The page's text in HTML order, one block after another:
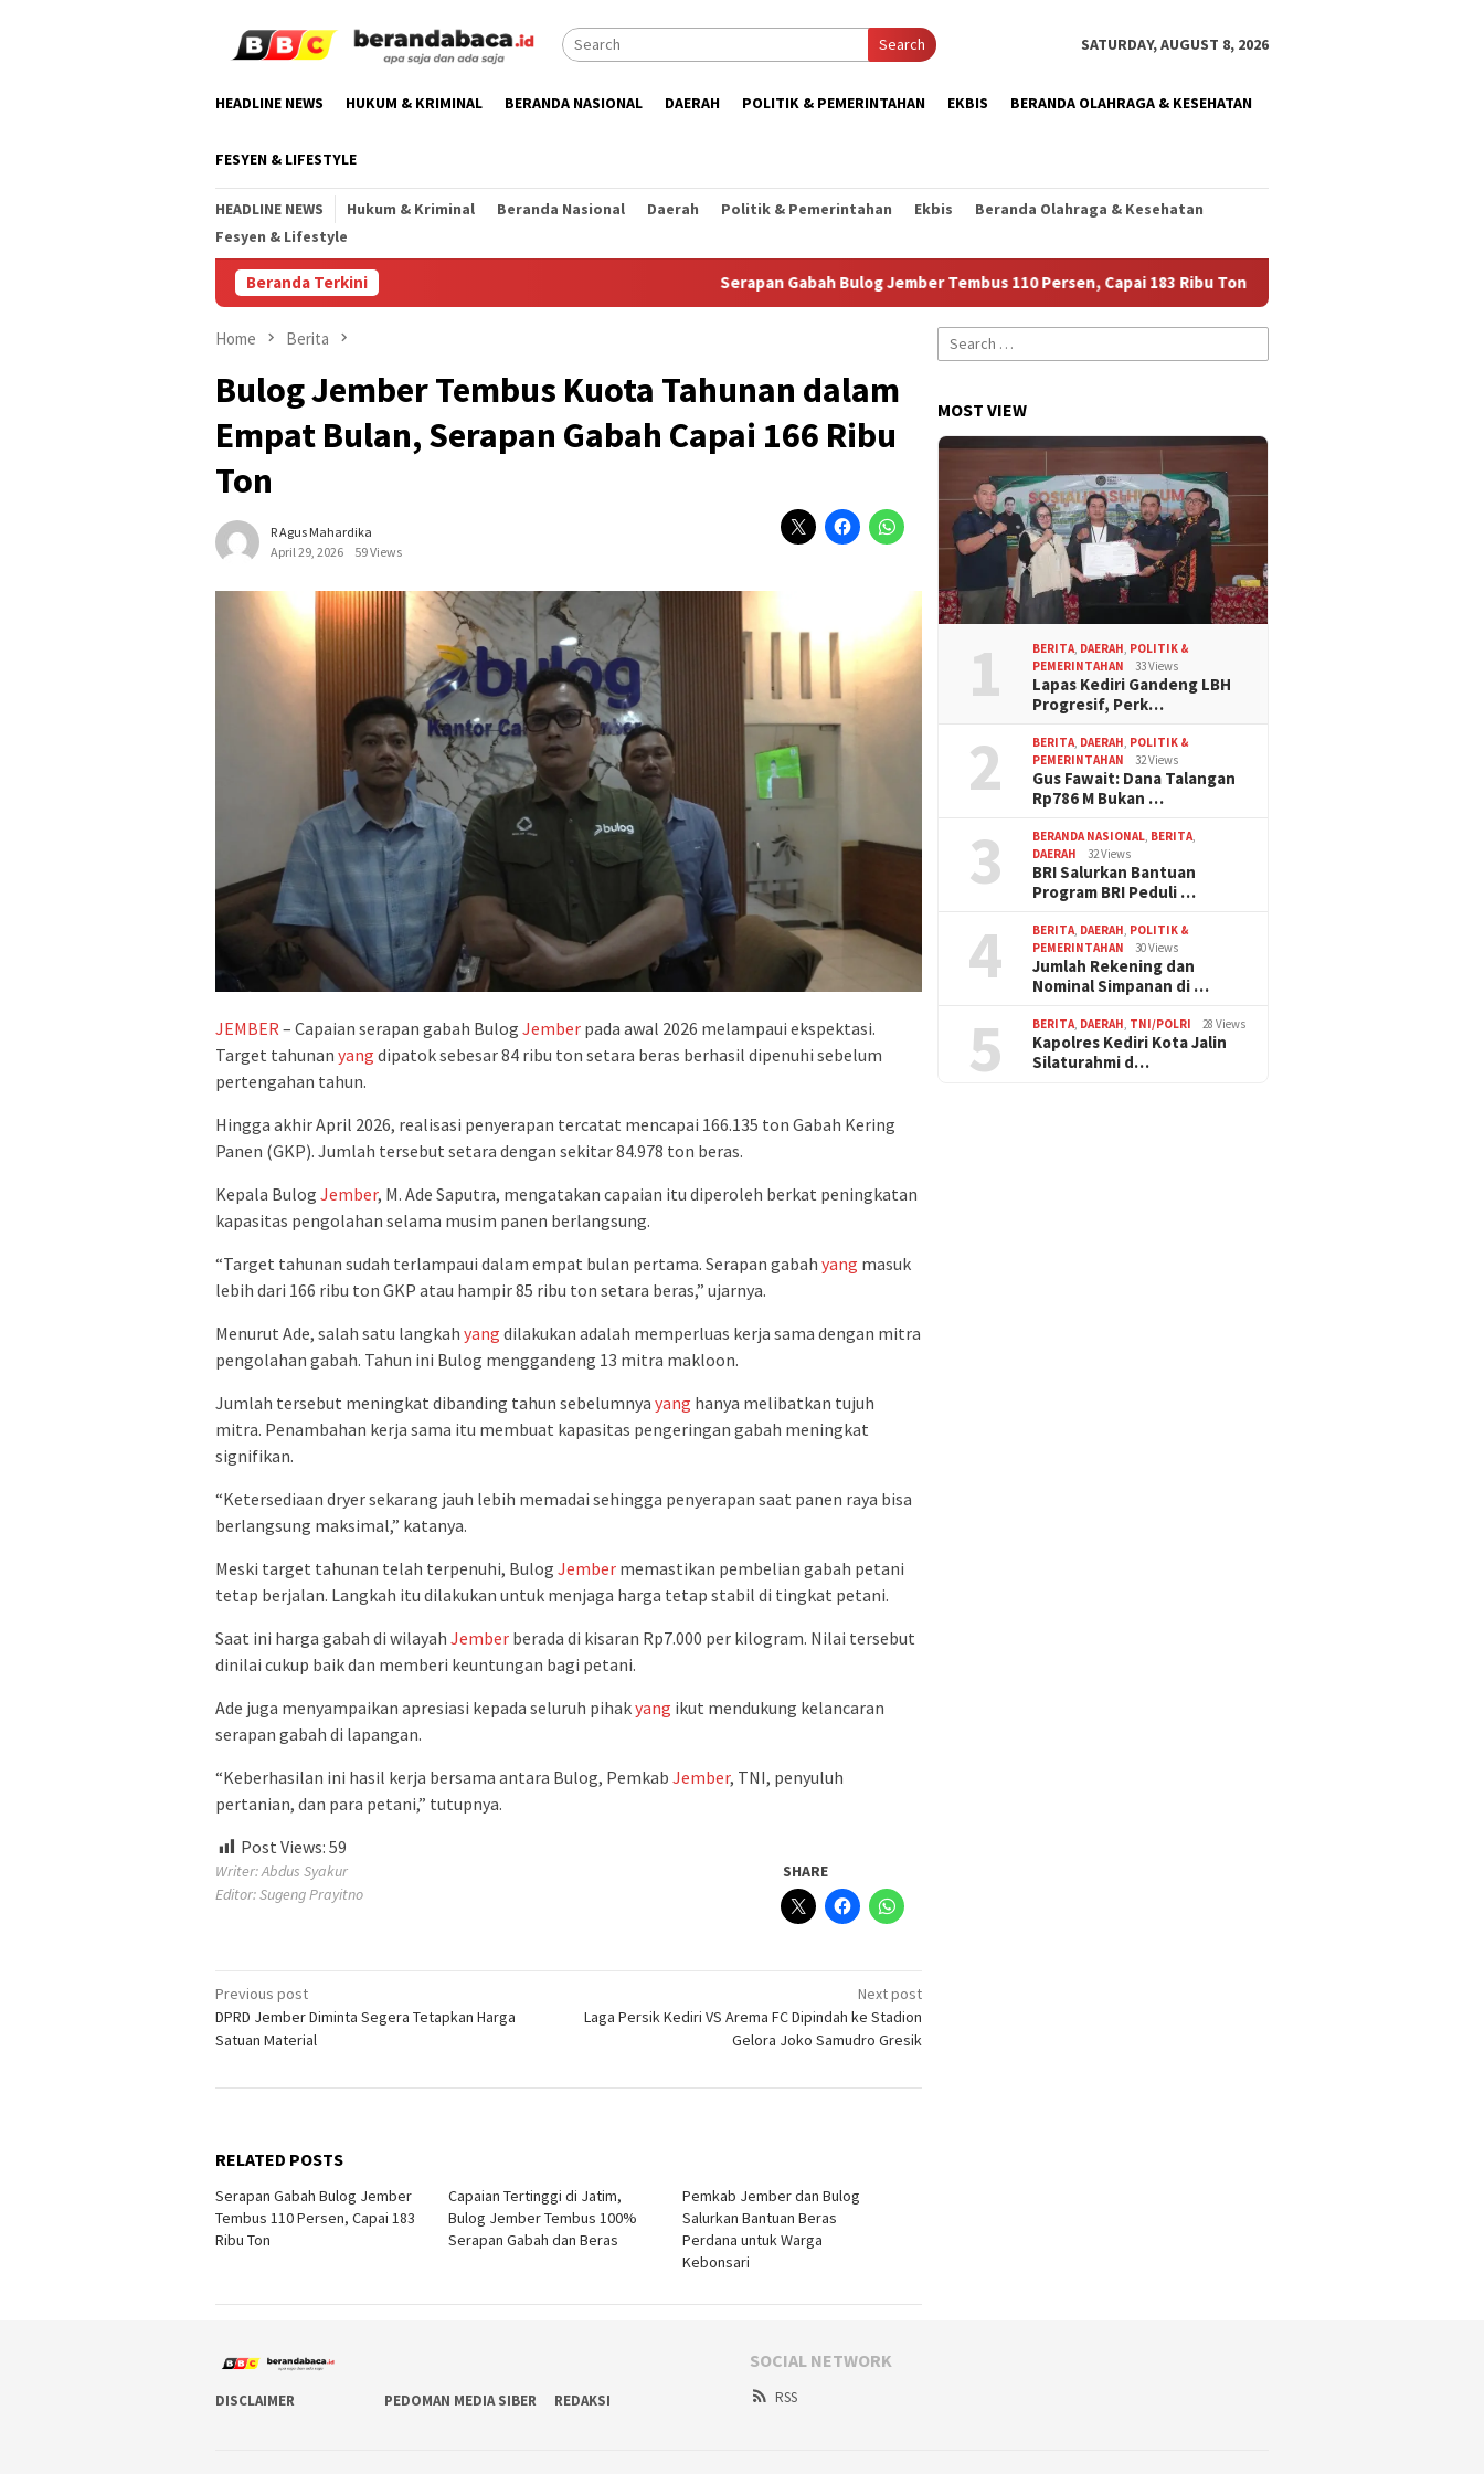
Search SATURDAY, AUGUST 8, 2026
HEADLINE NEWS HUKUM & KRIMINAL BERANDA NASIONAL DAERAH POLITIK & PEMERINTAHAN EKBIS BERANDA OLAHRAGA & KESEHATAN
FESYEN & LIFESTYLE
HEADLINE NEWS Hukum & Kriminal Beranda Nasional Daerah Politik & Pemerintahan Ekbis
Beranda Olahraga & Kesehatan
Fesyen & Lifestyle
Beranda Terkini Serapan Gabah Bulog Jember Tembus 110 Persen, Capai 183 Ribu Ton Harumkan Nama Jember, Diani
Home Berita
Bulog Jember Tembus Kuota Tahunan dalam
Empat Bulan, Serapan Gabah Capai 166 Ribu
Ton
R Agus Mahardika
April 29, 2026
59 Views
JEMBER – Capaian serapan gabah Bulog Jember pada awal 2026 melampaui ekspektasi.
Target tahunan yang dipatok sebesar 84 ribu ton setara beras berhasil dipenuhi sebelum
pertengahan tahun.
Hingga akhir April 2026, realisasi penyerapan tercatat mencapai 166.135 ton Gabah Kering
Panen (GKP). Jumlah tersebut setara dengan sekitar 84.978 ton beras.
Kepala Bulog Jember, M. Ade Saputra, mengatakan capaian itu diperoleh berkat peningkatan
kapasitas pengolahan selama musim panen berlangsung.
“Target tahunan sudah terlampaui dalam empat bulan pertama. Serapan gabah yang masuk
lebih dari 166 ribu ton GKP atau hampir 85 ribu ton setara beras,” ujarnya.
Menurut Ade, salah satu langkah yang dilakukan adalah memperluas kerja sama dengan mitra
pengolahan gabah. Tahun ini Bulog menggandeng 13 mitra makloon.
Jumlah tersebut meningkat dibanding tahun sebelumnya yang hanya melibatkan tujuh
mitra. Penambahan kerja sama itu membuat kapasitas pengeringan gabah meningkat
signifikan.
“Ketersediaan dryer sekarang jauh lebih memadai sehingga penyerapan saat panen raya bisa
berlangsung maksimal,” katanya.
Meski target tahunan telah terpenuhi, Bulog Jember memastikan pembelian gabah petani
tetap berjalan. Langkah itu dilakukan untuk menjaga harga tetap stabil di tingkat petani.
Saat ini harga gabah di wilayah Jember berada di kisaran Rp7.000 per kilogram. Nilai tersebut
dinilai cukup baik dan memberi keuntungan bagi petani.
Ade juga menyampaikan apresiasi kepada seluruh pihakyang ikut mendukung kelancaran
serapan gabah di lapangan.
“Keberhasilan ini hasil kerja bersama antara Bulog, Pemkab Jember, TNI, penyuluh
pertanian, dan para petani,” tutupnya.
Post Views: 59
Writer: Abdus Syakur
Editor: Sugeng Prayitno
SHARE
Post
navigation
Previous post
DPRD Jember Diminta Segera Tetapkan Harga
Satuan Material
Next post
Laga Persik Kediri VS Arema FC Dipindah ke Stadion
Gelora Joko Samudro Gresik
RELATED POSTS
Serapan Gabah Bulog Jember
Tembus 110 Persen, Capai 183
Ribu Ton
Capaian Tertinggi di Jatim,
Bulog Jember Tembus 100%
Serapan Gabah dan Beras
Pemkab Jember dan Bulog
Salurkan Bantuan Beras
Perdana untuk Warga
Kebonsari
Search
for:
MOST VIEW
1 BERITA DAERAH POLITIK &
PEMERINTAHAN
33 Views
Lapas Kediri Gandeng LBH
Progresif, Perk…
2 BERITA DAERAH POLITIK &
PEMERINTAHAN
32 Views
Gus Fawait: Dana Talangan
Rp786 M Bukan …
3 BERANDA NASIONAL BERITA
DAERAH
32 Views
BRI Salurkan Bantuan
Program BRI Peduli …
4 BERITA DAERAH POLITIK &
PEMERINTAHAN
30 Views
Jumlah Rekening dan
Nominal Simpanan di …
5 BERITA DAERAH TNI/POLRI 28 Views
Kapolres Kediri Kota Jalin
Silaturahmi d…
DISCLAIMER PEDOMAN MEDIA SIBER REDAKSI
SOCIAL NETWORK
RSS